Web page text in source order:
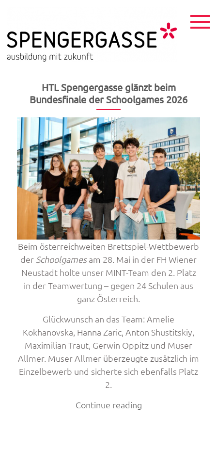
content
HTL Spengergasse glänzt beim
Bundesfinale der Schoolgames 2026
Beim österreichweiten Brettspiel-Wettbewerb
der Schoolgamesam 28. Mai in der FH Wiener
Neustadt holte unser MINT-Team den 2. Platz
in der Teamwertung – gegen 24 Schulen aus
ganz Österreich.
Glückwunsch an das Team: Amelie
Kokhanovska, Hanna Zaric, Anton Shustitskiy,
Maximilian Traut, Gerwin Oppitz und Muser
Allmer. Muser Allmer überzeugte zusätzlich im
Einzelbewerb und sicherte sich ebenfalls Platz
2.
Continue reading„HTL